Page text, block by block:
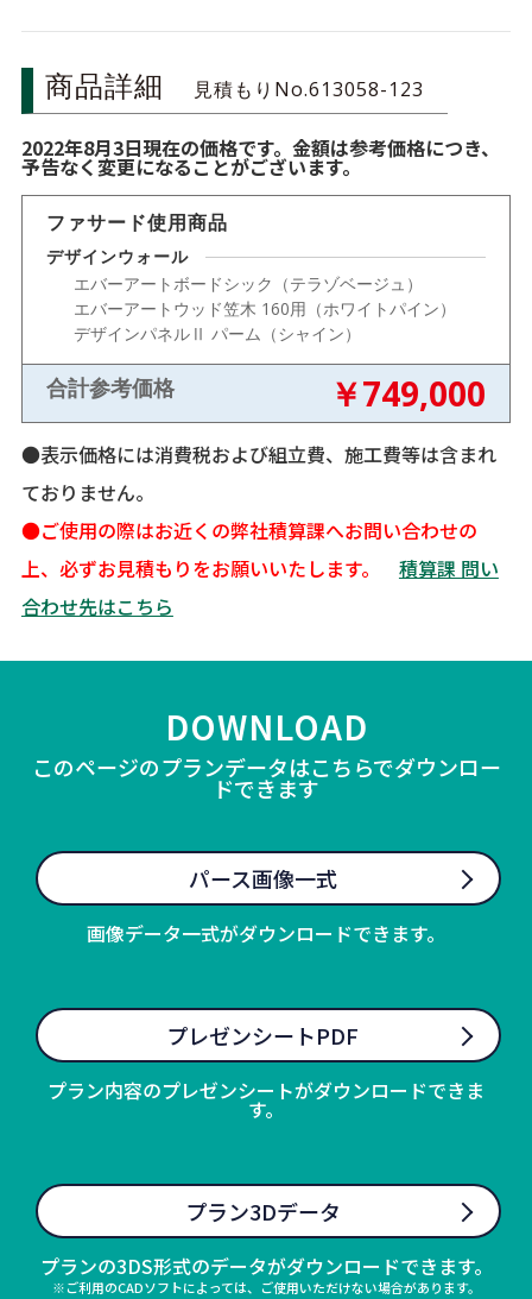
商品詳細 見積もりNo.613058-123
2022年8月3日現在の価格です。金額は参考価格につき、
予告なく変更になることがございます。
ファサード使用商品
デザインウォール
エバーアートボードシック（テラゾベージュ）
エバーアートウッド笠木 160用（ホワイトパイン）
デザインパネルⅡ パーム（シャイン）
合計参考価格 ￥749,000
●表示価格には消費税および組立費、施工費等は含まれ
ておりません。
●ご使用の際はお近くの弊社積算課へお問い合わせの
上、必ずお見積もりをお願いいたします。
積算課 問い
合わせ先はこちら
DOWNLOAD
このページのプランデータはこちらでダウンロー
ドできます
パース画像一式
画像データ一式がダウンロードできます。
プレゼンシートPDF
プラン内容のプレゼンシートがダウンロードできま
す。
プラン3Dデータ
プランの3DS形式のデータがダウンロードできます。
※ご利用のCADソフトによっては、ご使用いただけない場合があります。